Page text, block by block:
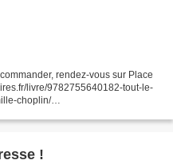
rendez-vous sur Place
livre/9782755640182-tout-le-
choplin/
!